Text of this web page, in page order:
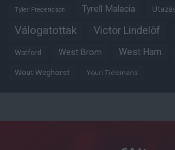
Tyler Fredericson Tyrell Malacia
Válogatottak Victor Lindelöf
Watford West Brom West Ham
Wout Weghorst Youri Tielemans